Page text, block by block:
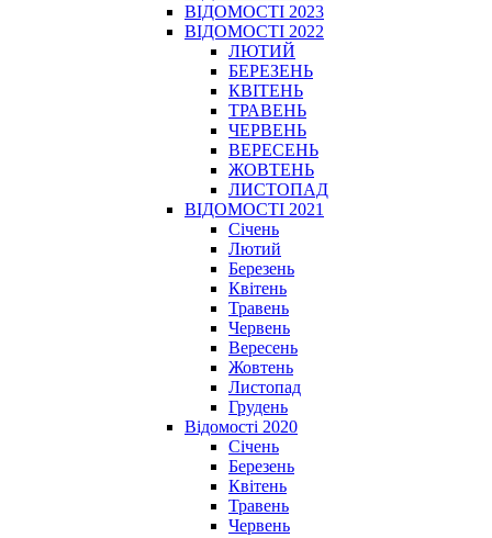
ВІДОМОСТІ 2023
ВІДОМОСТІ 2022
ЛЮТИЙ
БЕРЕЗЕНЬ
КВІТЕНЬ
ТРАВЕНЬ
ЧЕРВЕНЬ
ВЕРЕСЕНЬ
ЖОВТЕНЬ
ЛИСТОПАД
ВІДОМОСТІ 2021
Січень
Лютий
Березень
Квітень
Травень
Червень
Вересень
Жовтень
Листопад
Грудень
Відомості 2020
Січень
Березень
Квітень
Травень
Червень